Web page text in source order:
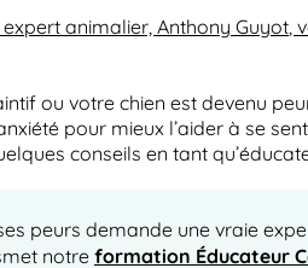
animalier, Anthony Guyot ,
ou votre chien est devenu
pour mieux l’aider à se
conseils en tant
peurs demande une vraie
notreformation Éducateur